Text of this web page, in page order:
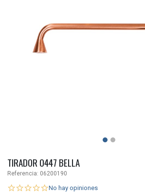
TIRADOR 0447 BELLA
Referencia: 06200190
No hay opiniones